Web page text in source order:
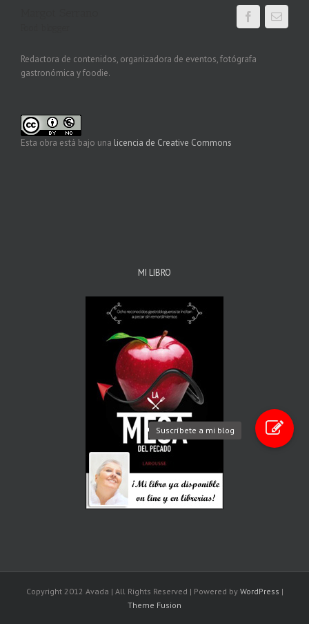
Redactora de contenidos, organizadora de eventos, fotógrafa
gastronómica y foodie.
Esta obra está bajo una licencia de Creative Commons
MI LIBRO
Copyright 2012 Avada | All Rights Reserved | Powered by WordPress |
Theme Fusion
Suscríbete a mi blog